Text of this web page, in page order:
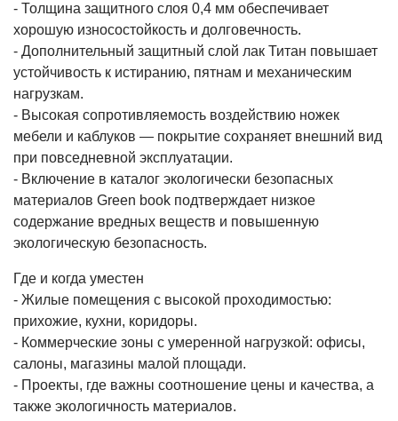
- Толщина защитного слоя 0,4 мм обеспечивает
хорошую износостойкость и долговечность.
- Дополнительный защитный слой лак Титан повышает
устойчивость к истиранию, пятнам и механическим
нагрузкам.
- Высокая сопротивляемость воздействию ножек
мебели и каблуков — покрытие сохраняет внешний вид
при повседневной эксплуатации.
- Включение в каталог экологически безопасных
материалов Green book подтверждает низкое
содержание вредных веществ и повышенную
экологическую безопасность.
Где и когда уместен
- Жилые помещения с высокой проходимостью:
прихожие, кухни, коридоры.
- Коммерческие зоны с умеренной нагрузкой: офисы,
салоны, магазины малой площади.
- Проекты, где важны соотношение цены и качества, а
также экологичность материалов.